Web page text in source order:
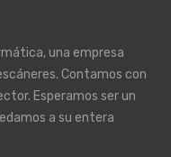
una empresa
Contamos con
Esperamos ser un
a su entera